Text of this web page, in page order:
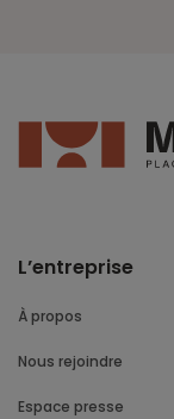
L’entreprise
À propos
Nous rejoindre
Espace presse